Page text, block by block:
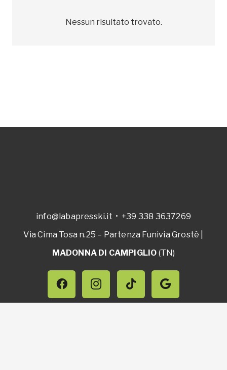
Nessun risultato trovato.
info@labapresski.it • +39 338 3637269
Via Cima Tosa n.25 – Partenza Funivia Grostè |
MADONNA DI CAMPIGLIO (TN)